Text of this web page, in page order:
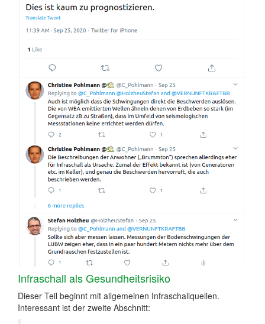
Infraschall als Gesundheitsrisiko
Dieser Teil beginnt mit allgemeinen Infraschallquellen.
Interessant ist der zweite Abschnitt: